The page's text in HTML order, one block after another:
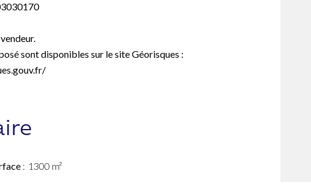
sont disponibles sur le site Géorisques :
1300 m²